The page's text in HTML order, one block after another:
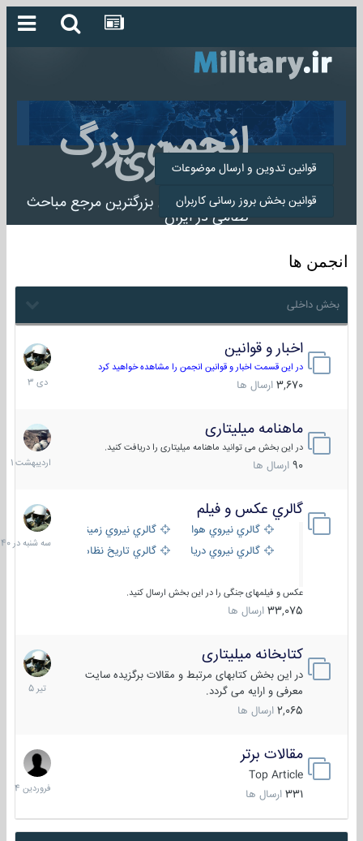
انجمن بزرگ
میلیتاری
انجمن میلیتاری بزرگترین مرجع مباحث
نظامی در ایران
قوانین تدوین و ارسال موضوعات
قوانین بخش بروز رسانی کاربران
انجمن ها
بخش داخلی
اخبار و قوانین
در این قسمت اخبار و قوانین انجمن را مشاهده خواهید کرد
3,670 ارسال ها
22
دی
1403
ماهنامه میلیتاری
در این بخش می توانید ماهنامه میلیتاری را دریافت کنید.
90 ارسال ها
30
1401
گالري عكس و فيلم
گالري نيروي هوايي
گالري نيروي زميني
گالري نيروي دريايي
گالري تاریخ نظامی
عکس و فیلمهای جنگی را در این بخش ارسال کنید.
33,075 ارسال ها
سه
شنبه
در
کتابخانه میلیتاری
در این بخش کتابهای مرتبط و مقالات برگزیده سایت
معرفی و ارایه می گردد.
2,065 ارسال ها
16
تیر
1405
مقالات برتر
Top Article
331 ارسال ها
29
فروردین
1404